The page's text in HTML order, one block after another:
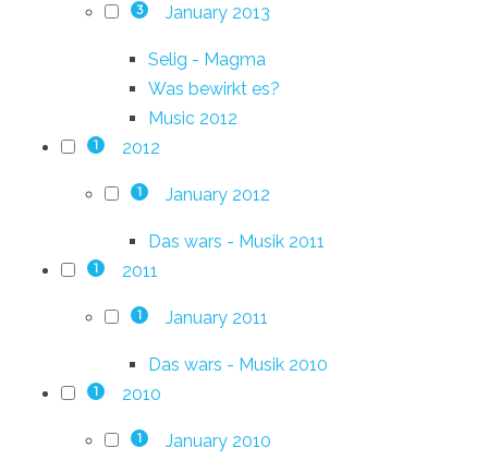
3 January 2013
Selig - Magma
Was bewirkt es?
Music 2012
1 2012
1 January 2012
Das wars - Musik 2011
1 2011
1 January 2011
Das wars - Musik 2010
1 2010
1 January 2010